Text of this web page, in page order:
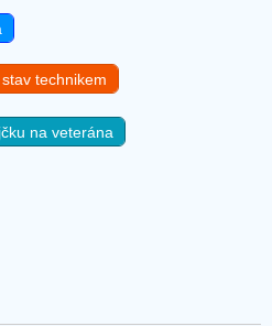
technikem
na veterána